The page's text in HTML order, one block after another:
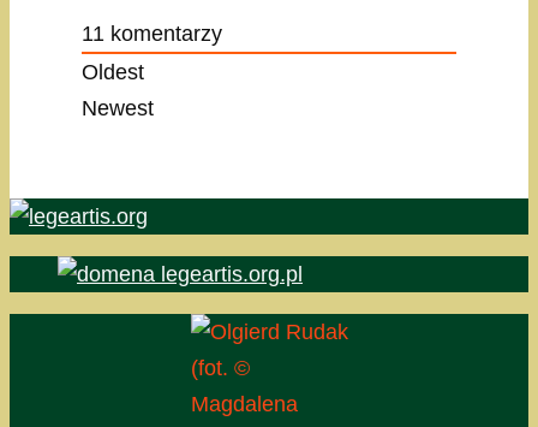
11 komentarzy
Oldest
Newest
(fot. ©
Magdalena